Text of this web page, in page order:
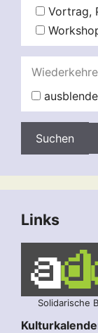
Vortrag,
Links
Solidarische